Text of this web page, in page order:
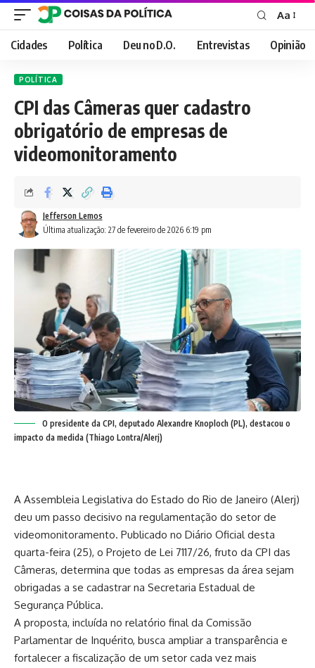
Font
Resizer
Aa
Cidades Política Deu no D.O. Entrevistas Opinião
POLÍTICA
CPI das Câmeras quer cadastro
obrigatório de empresas de
videomonitoramento
Última atualização: 27 de fevereiro de 2026 6:19 pm
Jefferson Lemos
O presidente da CPI, deputado Alexandre Knoploch (PL), destacou o
impacto da medida (Thiago Lontra/Alerj)
A Assembleia Legislativa do Estado do Rio de Janeiro (Alerj)
deu um passo decisivo na regulamentação do setor de
videomonitoramento. Publicado no Diário Oficial desta
quarta-feira (25), o Projeto de Lei 7117/26, fruto da CPI das
Câmeras, determina que todas as empresas da área sejam
obrigadas a se cadastrar na Secretaria Estadual de
Segurança Pública.
A proposta, incluída no relatório final da Comissão
Parlamentar de Inquérito, busca ampliar a transparência e
fortalecer a fiscalização de um setor cada vez mais